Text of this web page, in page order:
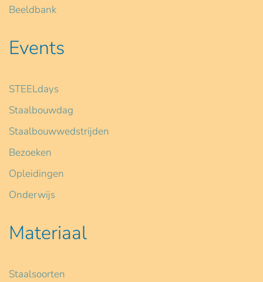
Beeldbank
Events
STEELdays
Staalbouwdag
Staalbouwwedstrijden
Bezoeken
Opleidingen
Onderwijs
Materiaal
Staalsoorten